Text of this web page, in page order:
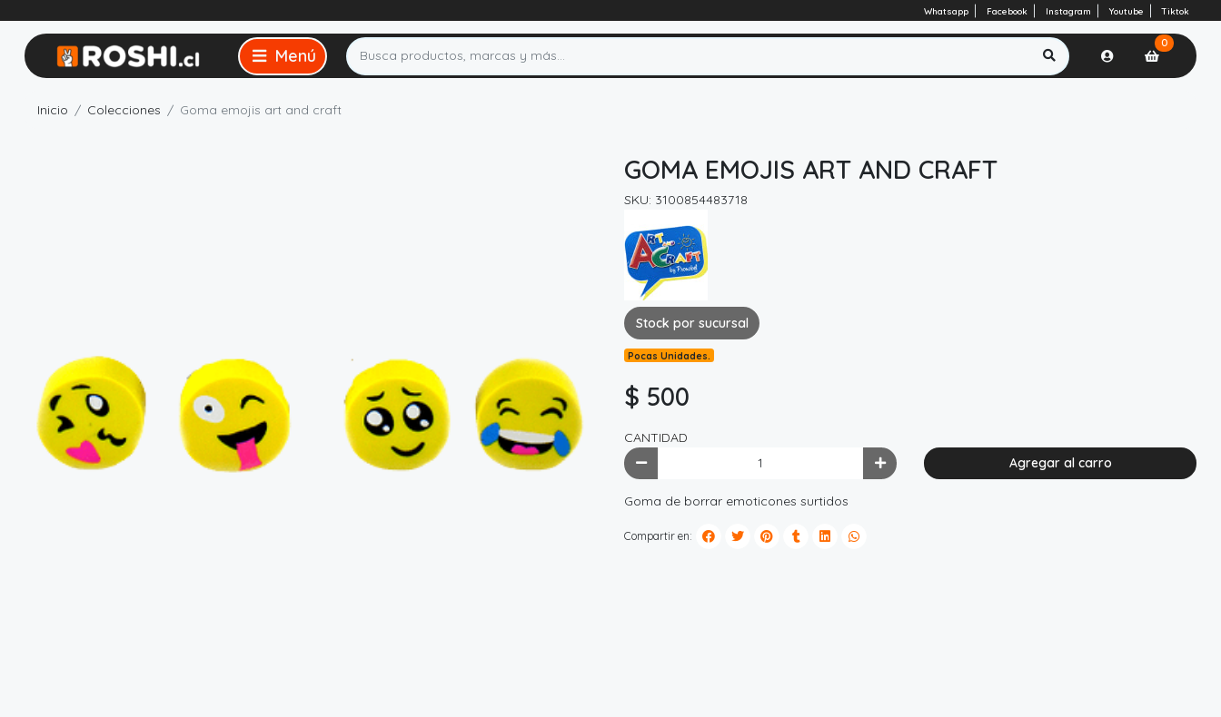
Whatsapp Facebook Instagram Youtube Tiktok
0
Inicio Colecciones Goma emojis art and craft
GOMA EMOJIS ART AND CRAFT
SKU: 3100854483718
Stock por sucursal
Pocas Unidades.
$ 500
CANTIDAD
Agregar al carro
Goma de borrar emoticones surtidos
Compartir en: